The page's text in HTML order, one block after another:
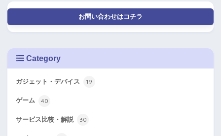
お問い合わせはコチラ
Category
ガジェット・デバイス 19
ゲーム 40
サービス比較・解説 30